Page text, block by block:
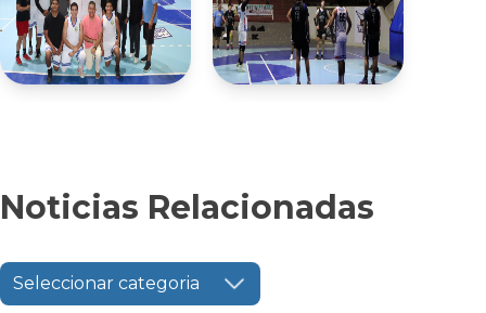
Noticias Relacionadas
Seleccionar categoria